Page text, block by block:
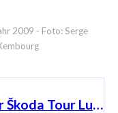
2009 - Foto: Serge
Andy Schleck, Präsident der Škoda Tour Luxembourg, analysiert die Etappen